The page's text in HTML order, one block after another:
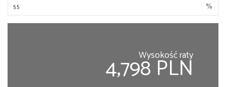
%
Wysokość raty
4,798 PLN